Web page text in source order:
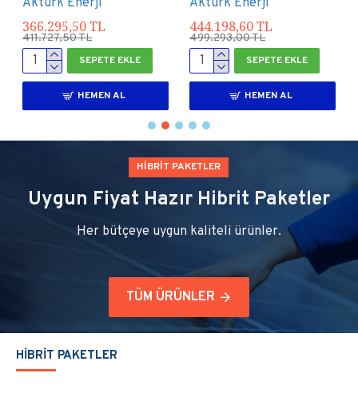
390.096,00 TL
438.480,00 TL
SEPETE EKLE
HEMEN AL
638.550,00 TL
717.750,00 TL
SEPETE EKLE
HEMEN AL
HİBRİT PAKETLER
Uygun Fiyat Hazır Hibrit Paketler
Her bütçeye uygun kaliteli ürünler.
TÜM ÜRÜNLER
HİBRİT PAKETLER